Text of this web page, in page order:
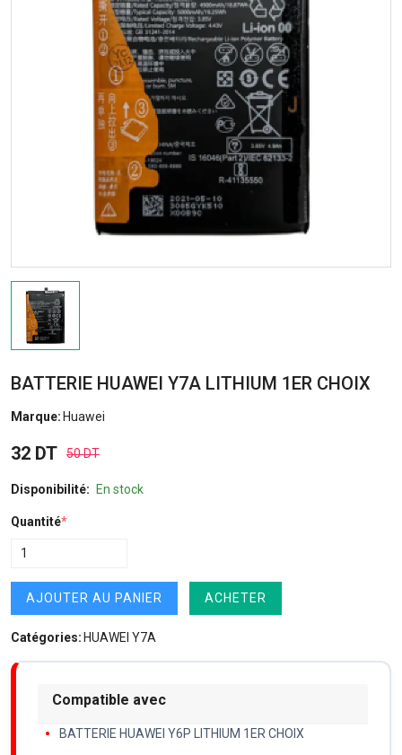
BATTERIE HUAWEI Y7A LITHIUM 1ER CHOIX
Marque: Huawei
32 DT 50 DT
Disponibilité: En stock
Quantité*
AJOUTER AU PANIER ACHETER
Catégories: HUAWEI Y7A
Compatible avec
BATTERIE HUAWEI Y6P LITHIUM 1ER CHOIX